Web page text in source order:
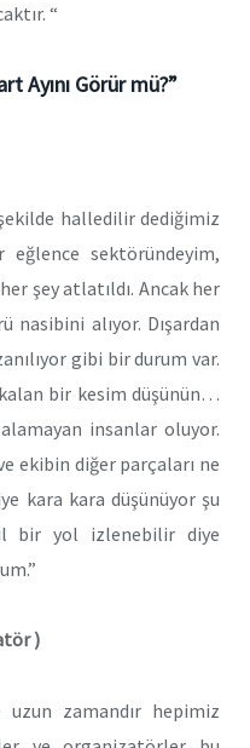
“
Ayını Görür mü?”
halledilir dediğimiz
eğlence sektöründeyim,
şey atlatıldı. Ancak her
nasibini alıyor. Dışardan
gibi bir durum var.
bir kesim düşünün…
insanlar oluyor.
ekibin diğer parçaları ne
kara kara düşünüyor şu
bir yol izlenebilir diye
)
uzun zamandır hepimiz